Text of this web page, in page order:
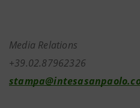
Media Relations
+39.02.87962326